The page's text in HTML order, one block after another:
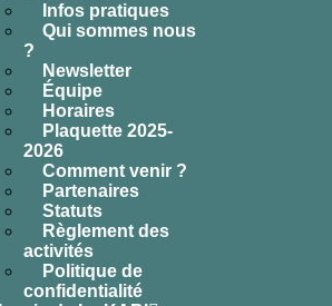
Infos pratiques
Qui sommes nous
?
Newsletter
Équipe
Horaires
Plaquette 2025-
2026
Comment venir ?
Partenaires
Statuts
Règlement des
activités
Politique de
confidentialité